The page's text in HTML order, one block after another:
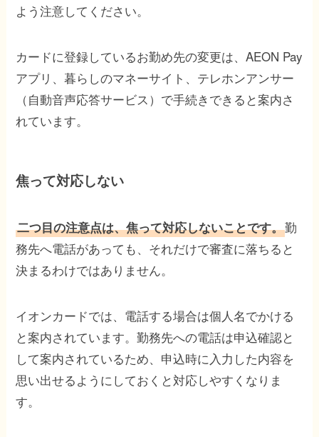
よう注意してください。
カードに登録しているお勤め先の変更は、AEON Pay
アプリ、暮らしのマネーサイト、テレホンアンサー
（自動音声応答サービス）で手続きできると案内さ
れています。
焦って対応しない
二つ目の注意点は、焦って対応しないことです。勤
務先へ電話があっても、それだけで審査に落ちると
決まるわけではありません。
イオンカードでは、電話する場合は個人名でかける
と案内されています。勤務先への電話は申込確認と
して案内されているため、申込時に入力した内容を
思い出せるようにしておくと対応しやすくなりま
す。